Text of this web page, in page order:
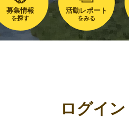
募集情報
を探す
活動レポート
をみる
ログイン